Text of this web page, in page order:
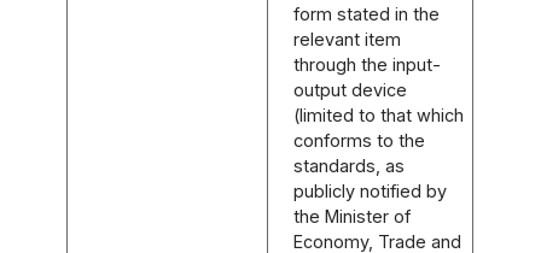
form stated in the
relevant item
through the input-
output device
(limited to that which
conforms to the
standards, as
publicly notified by
the Minister of
Economy, Trade and